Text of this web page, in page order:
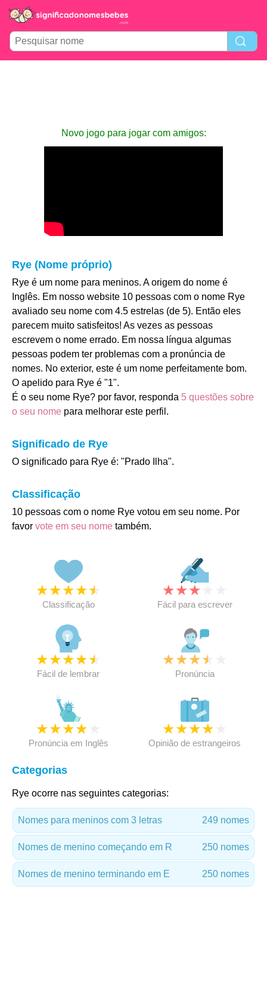
Novo jogo para jogar com amigos:
Rye (Nome próprio)
Rye é um nome para meninos. A origem do nome é
Inglês. Em nosso website 10 pessoas com o nome Rye
avaliado seu nome com 4.5 estrelas (de 5). Então eles
parecem muito satisfeitos! As vezes as pessoas
escrevem o nome errado. Em nossa língua algumas
pessoas podem ter problemas com a pronúncia de
nomes. No exterior, este é um nome perfeitamente bom.
O apelido para Rye é "1".
É o seu nome Rye? por favor, responda 5 questões sobre
o seu nome para melhorar este perfil.
Significado de Rye
O significado para Rye é: "Prado Ilha".
Classificação
10 pessoas com o nome Rye votou em seu nome. Por
favor vote em seu nome também.
★★★★★
Classificação
★★★
Fácil para escrever
★★★★★
Fácil de lembrar
★★★★
Pronúncia
★★★★
Pronúncia em Inglês
★★★★
Opinião de estrangeiros
Categorias
Rye ocorre nas seguintes categorias:
Nomes para meninos com 3 letras 249 nomes
Nomes de menino começando em R 250 nomes
Nomes de menino terminando em E 250 nomes